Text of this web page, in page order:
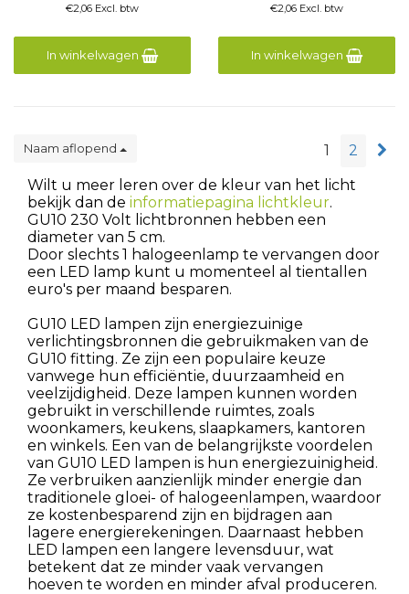
€2,06 Excl. btw
In winkelwagen
€2,06 Excl. btw
In winkelwagen
Naam aflopend 1
2
Wilt u meer leren over de kleur van het licht
bekijk dan de informatiepagina lichtkleur.
GU10 230 Volt lichtbronnen hebben een
diameter van 5 cm.
Door slechts 1 halogeenlamp te vervangen door
een LED lamp kunt u momenteel al tientallen
euro's per maand besparen.
GU10 LED lampen zijn energiezuinige
verlichtingsbronnen die gebruikmaken van de
GU10 fitting. Ze zijn een populaire keuze
vanwege hun efficiëntie, duurzaamheid en
veelzijdigheid. Deze lampen kunnen worden
gebruikt in verschillende ruimtes, zoals
woonkamers, keukens, slaapkamers, kantoren
en winkels. Een van de belangrijkste voordelen
van GU10 LED lampen is hun energiezuinigheid.
Ze verbruiken aanzienlijk minder energie dan
traditionele gloei- of halogeenlampen, waardoor
ze kostenbesparend zijn en bijdragen aan
lagere energierekeningen. Daarnaast hebben
LED lampen een langere levensduur, wat
betekent dat ze minder vaak vervangen
hoeven te worden en minder afval produceren.